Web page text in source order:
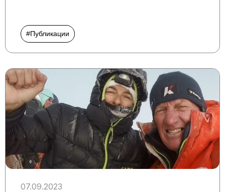
#Публикации
07.09.2023